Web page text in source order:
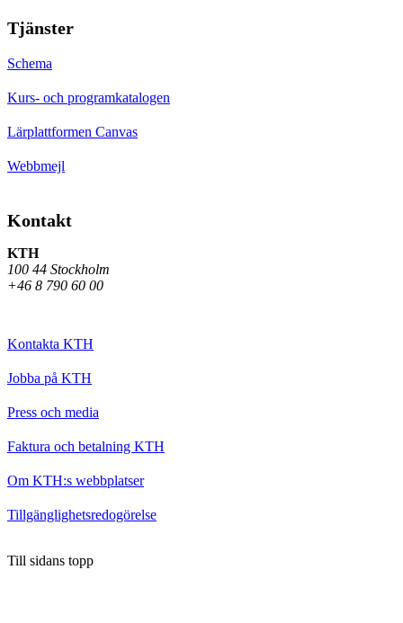
Tjänster
Schema
Kurs- och programkatalogen
Lärplattformen Canvas
Webbmejl
Kontakt
KTH
100 44 Stockholm
+46 8 790 60 00
Kontakta KTH
Jobba på KTH
Press och media
Faktura och betalning KTH
Om KTH:s webbplatser
Tillgänglighetsredogörelse
Till sidans topp